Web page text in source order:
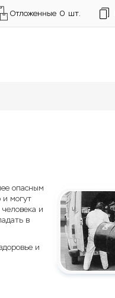
Отложенные 0 шт.
опасным
и могут
и
в
и